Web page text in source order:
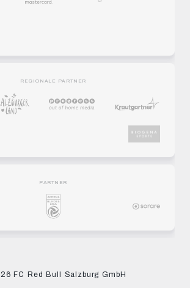
REGIONALE PARTNER
PARTNER
FC Red Bull Salzburg GmbH